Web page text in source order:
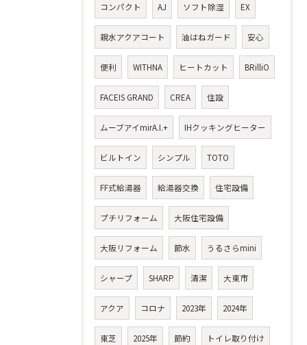
コンパクト AJ ソフト除湿 EX
親水アクアコート 油はねガード 安心
便利 WITHNA ヒートカット BRilliO
FACEIS GRAND CREA 住設
ムーブアイmirA.I.+ IHクッキングヒーター
ビルトイン シンプル TOTO
FF式給湯器 給湯器交換 住宅設備
プチリフォーム 大阪住宅設備
大阪リフォーム 節水 うるさらmini
シャープ SHARP 清潔 大東市
アクア コロナ 2023年 2024年
東芝 2025年 節約 トイレ取り付け